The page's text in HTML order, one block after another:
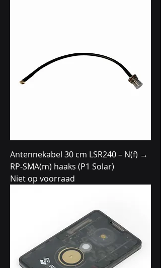
Antennekabel 30 cm LSR240 – N(f) →
RP-SMA(m) haaks (P1 Solar)
Niet op voorraad